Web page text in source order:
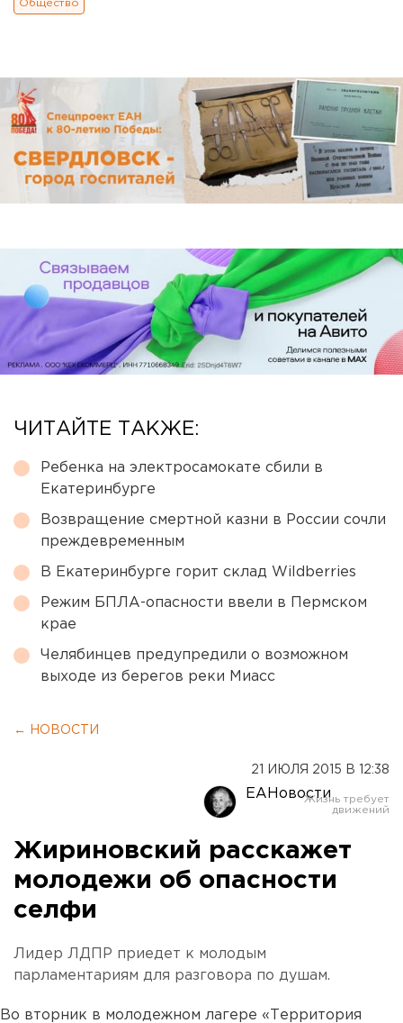
Общество
ЧИТАЙТЕ ТАКЖЕ:
Ребенка на электросамокате сбили в
Екатеринбурге
Возвращение смертной казни в России сочли
преждевременным
В Екатеринбурге горит склад Wildberries
Режим БПЛА-опасности ввели в Пермском
крае
Челябинцев предупредили о возможном
выходе из берегов реки Миасс
← НОВОСТИ
21 ИЮЛЯ 2015 В 12:38
ЕАНовости
Жириновский расскажет
молодежи об опасности
селфи
Лидер ЛДПР приедет к молодым
парламентариям для разговора по душам.
Во вторник в молодежном лагере «Территория